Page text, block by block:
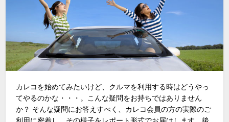
カレコを始めてみたいけど、クルマを利用する時はどうやっ
てやるのかな・・・。こんな疑問をお持ちではありません
か？ そんな疑問にお答えすべく、カレコ会員の方の実際のご
利用に密着し、その様子をレポート形式でお届けします。後